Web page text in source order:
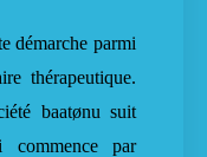
démarche parmi
thérapeutique.
baatønu suit
commence par